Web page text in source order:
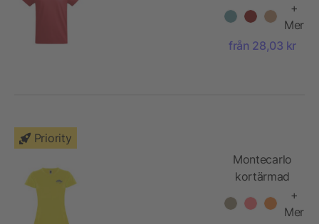
barn
+
Mer
från 28,03 kr
Priority
Montecarlo
kortärmad
funktions T-
shirt för dam
+
Mer